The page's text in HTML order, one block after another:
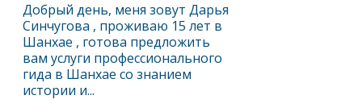
Добрый день, меня зовут Дарья
Синчугова , проживаю 15 лет в
Шанхае , готова предложить
вам услуги профессионального
гида в Шанхае со знанием
истории и...